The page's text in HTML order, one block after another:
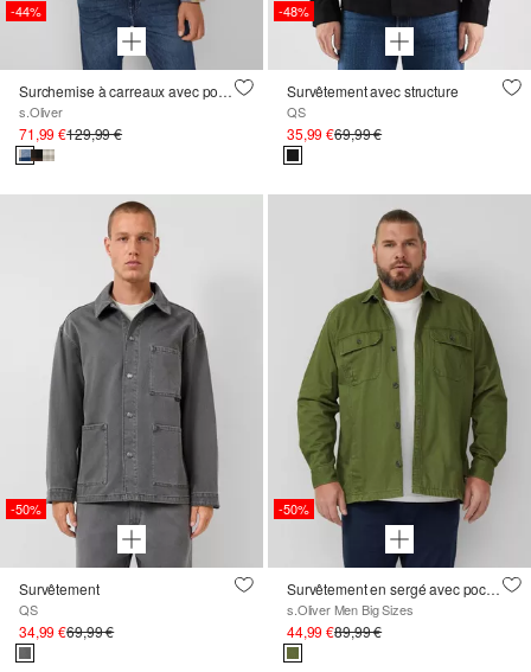
-44%
Surchemise à carreaux avec poches latérales fendues
s.Oliver
71,99 €129,99 €
-48%
Survêtement avec structure
QS
35,99 €69,99 €
-50%
Survêtement
QS
34,99 €69,99 €
-50%
Survêtement en sergé avec poches latérales et délavage
s.Oliver Men Big Sizes
44,99 €89,99 €